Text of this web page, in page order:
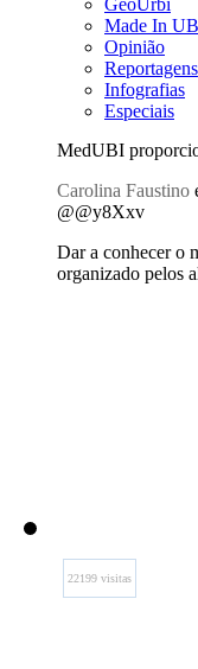
GeoUrbi
Made In
Opinião
Reportagens
Infografias
Especiais
MedUBI
Carolina Faustino
@@y8Xxv
Dar a conhecer o
organizado pelos
22199 visitas